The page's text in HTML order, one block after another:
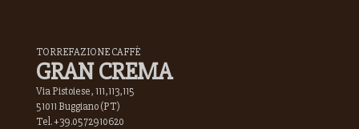
TORREFAZIONE CAFFÈ
GRAN CREMA
Via Pistoiese, 111,113,115
51011 Buggiano (PT)
Tel. +39.0572910620